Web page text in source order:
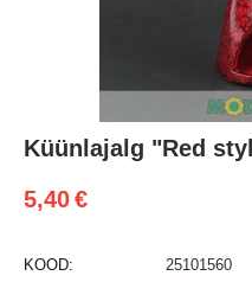
Küünlajalg "Red
5,40€
KOOD:
25101560